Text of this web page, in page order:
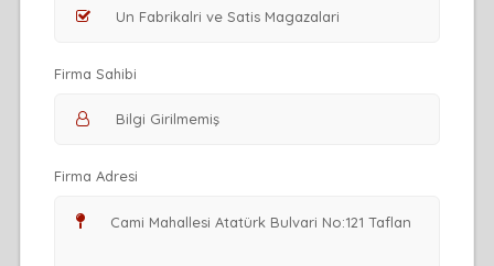
Firma Sahibi
Firma Adresi